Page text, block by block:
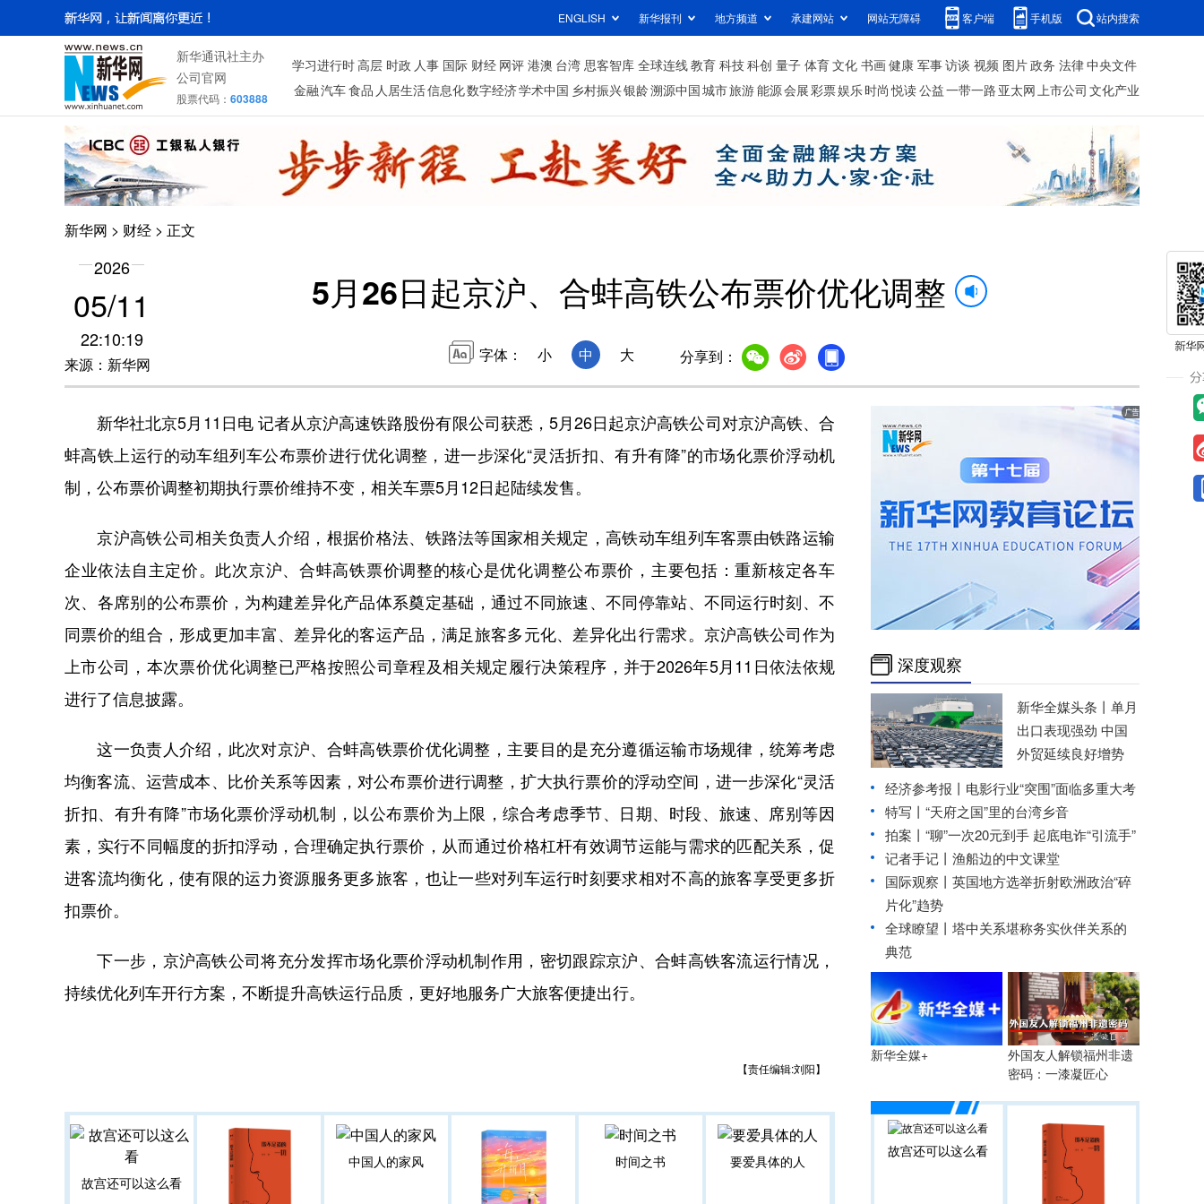
ENGLISH 新华报刊 地方频道 承建网站 网站无障碍 客户端 手机版 站内搜索
新华通讯社主办
公司官网
股票代码： 603888
学习进行时高层 时政 人事 国际 财经 网评 港澳 台湾 思客智库 全球连线教育 科技科创 量子 体育文化 书画健康 军事访谈 视频 图片政务 法律中央文件
金融汽车食品 人居生活信息化数字经济学术中国 乡村振兴银龄溯源中国城市旅游能源会展彩票娱乐时尚 悦读公益一带一路 亚太网上市公司 文化产业
新华网 > 财经 > 正文
2026
05/11
22:10:19
来源：新华网
5月26日起京沪、合蚌高铁公布票价优化调整
字体： 小 中 大 分享到：
新华社北京5月11日电 记者从京沪高速铁路股份有限公司获悉，5月26日起京沪高铁公司对京沪高铁、合
蚌高铁上运行的动车组列车公布票价进行优化调整，进一步深化“灵活折扣、有升有降”的市场化票价浮动机
制，公布票价调整初期执行票价维持不变，相关车票5月12日起陆续发售。
京沪高铁公司相关负责人介绍，根据价格法、铁路法等国家相关规定，高铁动车组列车客票由铁路运输
企业依法自主定价。此次京沪、合蚌高铁票价调整的核心是优化调整公布票价，主要包括：重新核定各车
次、各席别的公布票价，为构建差异化产品体系奠定基础，通过不同旅速、不同停靠站、不同运行时刻、不
同票价的组合，形成更加丰富、差异化的客运产品，满足旅客多元化、差异化出行需求。京沪高铁公司作为
上市公司，本次票价优化调整已严格按照公司章程及相关规定履行决策程序，并于2026年5月11日依法依规
进行了信息披露。
这一负责人介绍，此次对京沪、合蚌高铁票价优化调整，主要目的是充分遵循运输市场规律，统筹考虑
均衡客流、运营成本、比价关系等因素，对公布票价进行调整，扩大执行票价的浮动空间，进一步深化“灵活
折扣、有升有降”市场化票价浮动机制，以公布票价为上限，综合考虑季节、日期、时段、旅速、席别等因
素，实行不同幅度的折扣浮动，合理确定执行票价，从而通过价格杠杆有效调节运能与需求的匹配关系，促
进客流均衡化，使有限的运力资源服务更多旅客，也让一些对列车运行时刻要求相对不高的旅客享受更多折
扣票价。
下一步，京沪高铁公司将充分发挥市场化票价浮动机制作用，密切跟踪京沪、合蚌高铁客流运行情况，
持续优化列车开行方案，不断提升高铁运行品质，更好地服务广大旅客便捷出行。
【责任编辑:刘阳】
故宫还可以这么看
中国人的家风 时间之书 要爱具体的人
深度观察
新华全媒头条丨 单月
出口表现强劲 中国
外贸延续良好增势
经济参考报丨 电影行业“突围”面临多重大考
特写丨“天府之国”里的台湾乡音
拍案丨“聊”一次20元到手 起底电诈“引流手”
记者手记丨渔船边的中文课堂
国际观察丨 英国地方选举折射欧洲政治“碎
片化”趋势
全球瞭望丨塔中关系堪称务实伙伴关系的
典范
新华全媒+
外国友人解锁福州非遗
密码：一漆凝匠心
故宫还可以这么看